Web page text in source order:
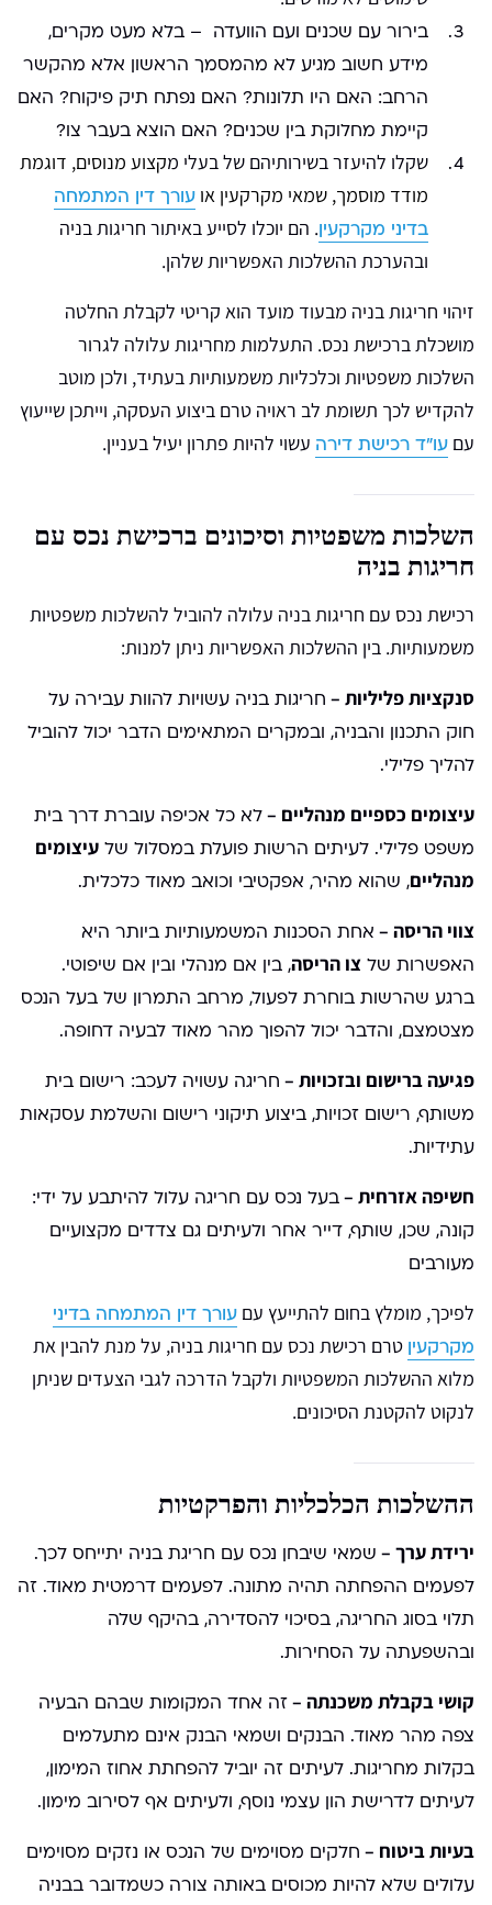
בירור עם שכנים ועם הוועדה – בלא מעט מקרים,
מידע חשוב מגיע לא מהמסמך הראשון אלא מהקשר
הרחב: האם היו תלונות? האם נפתח תיק פיקוח? האם
קיימת מחלוקת בין שכנים? האם הוצא בעבר צו?
שקלו להיעזר בשירותיהם של בעלי מקצוע מנוסים, דוגמת
מודד מוסמך, שמאי מקרקעין או עורך דין המתמחה
בדיני מקרקעין. הם יוכלו לסייע באיתור חריגות בניה
ובהערכת ההשלכות האפשריות שלהן.
זיהוי חריגות בניה מבעוד מועד הוא קריטי לקבלת החלטה
מושכלת ברכישת נכס. התעלמות מחריגות עלולה לגרור
השלכות משפטיות וכלכליות משמעותיות בעתיד, ולכן מוטב
להקדיש לכך תשומת לב ראויה טרם ביצוע העסקה, וייתכן שייעוץ
עם עו"ד רכישת דירה עשוי להיות פתרון יעיל בעניין.
השלכות משפטיות וסיכונים ברכישת נכס עם
חריגות בניה
רכישת נכס עם חריגות בניה עלולה להוביל להשלכות משפטיות
משמעותיות. בין ההשלכות האפשריות ניתן למנות:
סנקציות פליליות – חריגות בניה עשויות להוות עבירה על
חוק התכנון והבניה, ובמקרים המתאימים הדבר יכול להוביל
להליך פלילי.
עיצומים כספיים מנהליים –לא כל אכיפה עוברת דרך בית
משפט פלילי. לעיתים הרשות פועלת במסלול של עיצומים
מנהליים, שהוא מהיר, אפקטיבי וכואב מאוד כלכלית.
צווי הריסה – אחת הסכנות המשמעותיות ביותר היא
האפשרות של צו הריסה, בין אם מנהלי ובין אם שיפוטי.
ברגע שהרשות בוחרת לפעול, מרחב התמרון של בעל הנכס
מצטמצם, והדבר יכול להפוך מהר מאוד לבעיה דחופה.
פגיעה ברישום ובזכויות – חריגה עשויה לעכב: רישום בית
משותף, רישום זכויות, ביצוע תיקוני רישום והשלמת עסקאות
עתידיות.
חשיפה אזרחית –בעל נכס עם חריגה עלול להיתבע על ידי:
קונה, שכן, שותף, דייר אחר ולעיתים גם צדדים מקצועיים
מעורבים
לפיכך, מומלץ בחום להתייעץ עם עורך דין המתמחה בדיני
מקרקעין טרם רכישת נכס עם חריגות בניה, על מנת להבין את
מלוא ההשלכות המשפטיות ולקבל הדרכה לגבי הצעדים שניתן
לנקוט להקטנת הסיכונים.
ההשלכות הכלכליות והפרקטיות
ירידת ערך – שמאי שיבחן נכס עם חריגת בניה יתייחס לכך.
לפעמים ההפחתה תהיה מתונה. לפעמים דרמטית מאוד. זה
תלוי בסוג החריגה, בסיכוי להסדירה, בהיקף שלה
ובהשפעתה על הסחירות.
קושי בקבלת משכנתה –זה אחד המקומות שבהם הבעיה
צפה מהר מאוד. הבנקים ושמאי הבנק אינם מתעלמים
בקלות מחריגות. לעיתים זה יוביל להפחתת אחוז המימון,
לעיתים לדרישת הון עצמי נוסף, ולעיתים אף לסירוב מימון.
בעיות ביטוח – חלקים מסוימים של הנכס או נזקים מסוימים
עלולים שלא להיות מכוסים באותה צורה כשמדובר בבניה